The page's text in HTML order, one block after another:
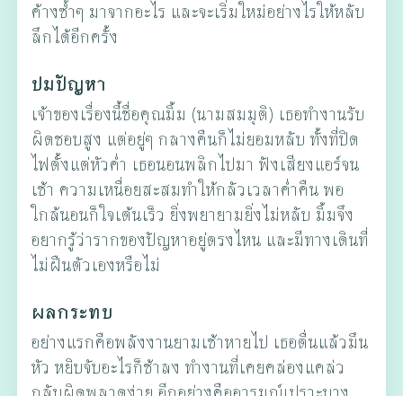
ค้างซ้ำๆ มาจากอะไร และจะเริ่มใหม่อย่างไรให้หลับ
ลึกได้อีกครั้ง
ปมปัญหา
เจ้าของเรื่องนี้ชื่อคุณมิ้ม (นามสมมุติ) เธอทำงานรับ
ผิดชอบสูง แต่อยู่ๆ กลางคืนก็ไม่ยอมหลับ ทั้งที่ปิด
ไฟตั้งแต่หัวค่ำ เธอนอนพลิกไปมา ฟังเสียงแอร์จน
เช้า ความเหนื่อยสะสมทำให้กลัวเวลาค่ำคืน พอ
ใกล้นอนก็ใจเต้นเร็ว ยิ่งพยายามยิ่งไม่หลับ มิ้มจึง
อยากรู้ว่ารากของปัญหาอยู่ตรงไหน และมีทางเดินที่
ไม่ฝืนตัวเองหรือไม่
ผลกระทบ
อย่างแรกคือพลังงานยามเช้าหายไป เธอตื่นแล้วมึน
หัว หยิบจับอะไรก็ช้าลง ทำงานที่เคยคล่องแคล่ว